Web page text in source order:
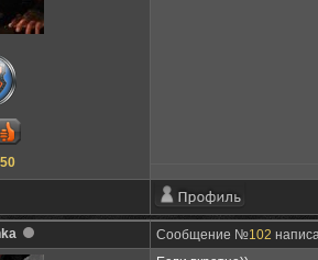
50
Сообщение №102